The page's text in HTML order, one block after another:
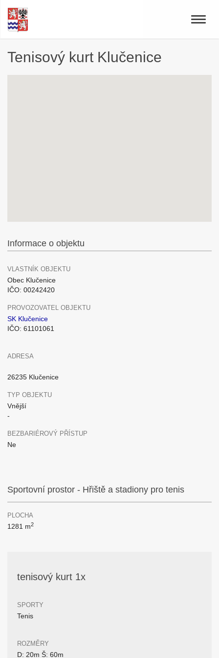
Toggle
Tenisový kurt Klučenice
Informace o objektu
VLASTNÍK OBJEKTU
Obec Klučenice
IČO: 00242420
PROVOZOVATEL OBJEKTU
SK Klučenice
IČO: 61101061
ADRESA
26235 Klučenice
TYP OBJEKTU
Vnější
-
BEZBARIÉROVÝ PŘÍSTUP
Ne
Sportovní prostor - Hřiště a stadiony pro tenis
PLOCHA
1281 m2
tenisový kurt 1x
SPORTY
Tenis
ROZMĚRY
D: 20m Š: 60m